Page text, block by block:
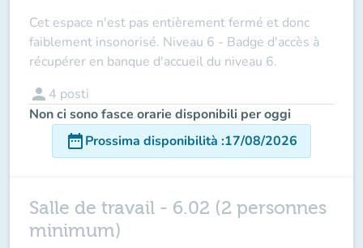
Cet espace n'est pas entièrement fermé et donc
faiblement insonorisé. Niveau 6 - Badge d'accès à
récupérer en banque d'accueil du niveau 6.
person 4 posti
Non ci sono fasce orarie disponibili per oggi
date_rangeProssima disponibilità :17/08/2026
Salle de travail - 6.02 (2 personnes
minimum)